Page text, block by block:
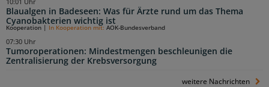
Blaualgen in Badeseen: Was für Ärzte rund um das Thema
Cyanobakterien wichtig ist
10:01 Uhr
Tumoroperationen: Mindestmengen beschleunigen die
Zentralisierung der Krebsversorgung
Kooperation | In Kooperation mit: AOK-Bundesverband
07:30 Uhr
weitere Nachrichten